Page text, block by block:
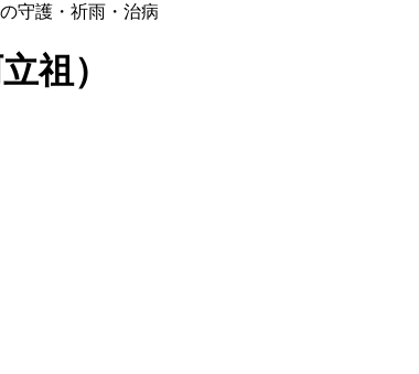
守護・祈雨・治病
祖）